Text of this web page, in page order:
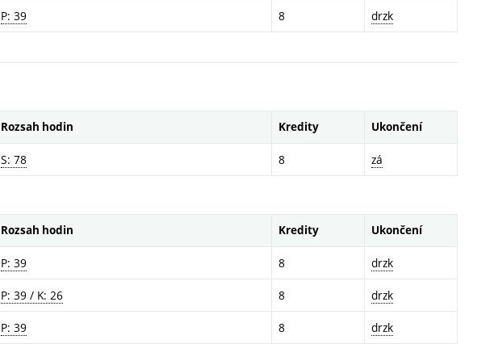
P: 39 8 drzk
Rozsah hodin Kredity Ukončení
S: 78 8 zá
Rozsah hodin Kredity Ukončení
P: 39 8 drzk
P: 39 / K: 26 8 drzk
P: 39 8 drzk